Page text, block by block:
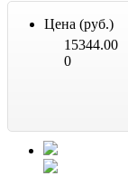
Цена (руб.)
15344.00
0